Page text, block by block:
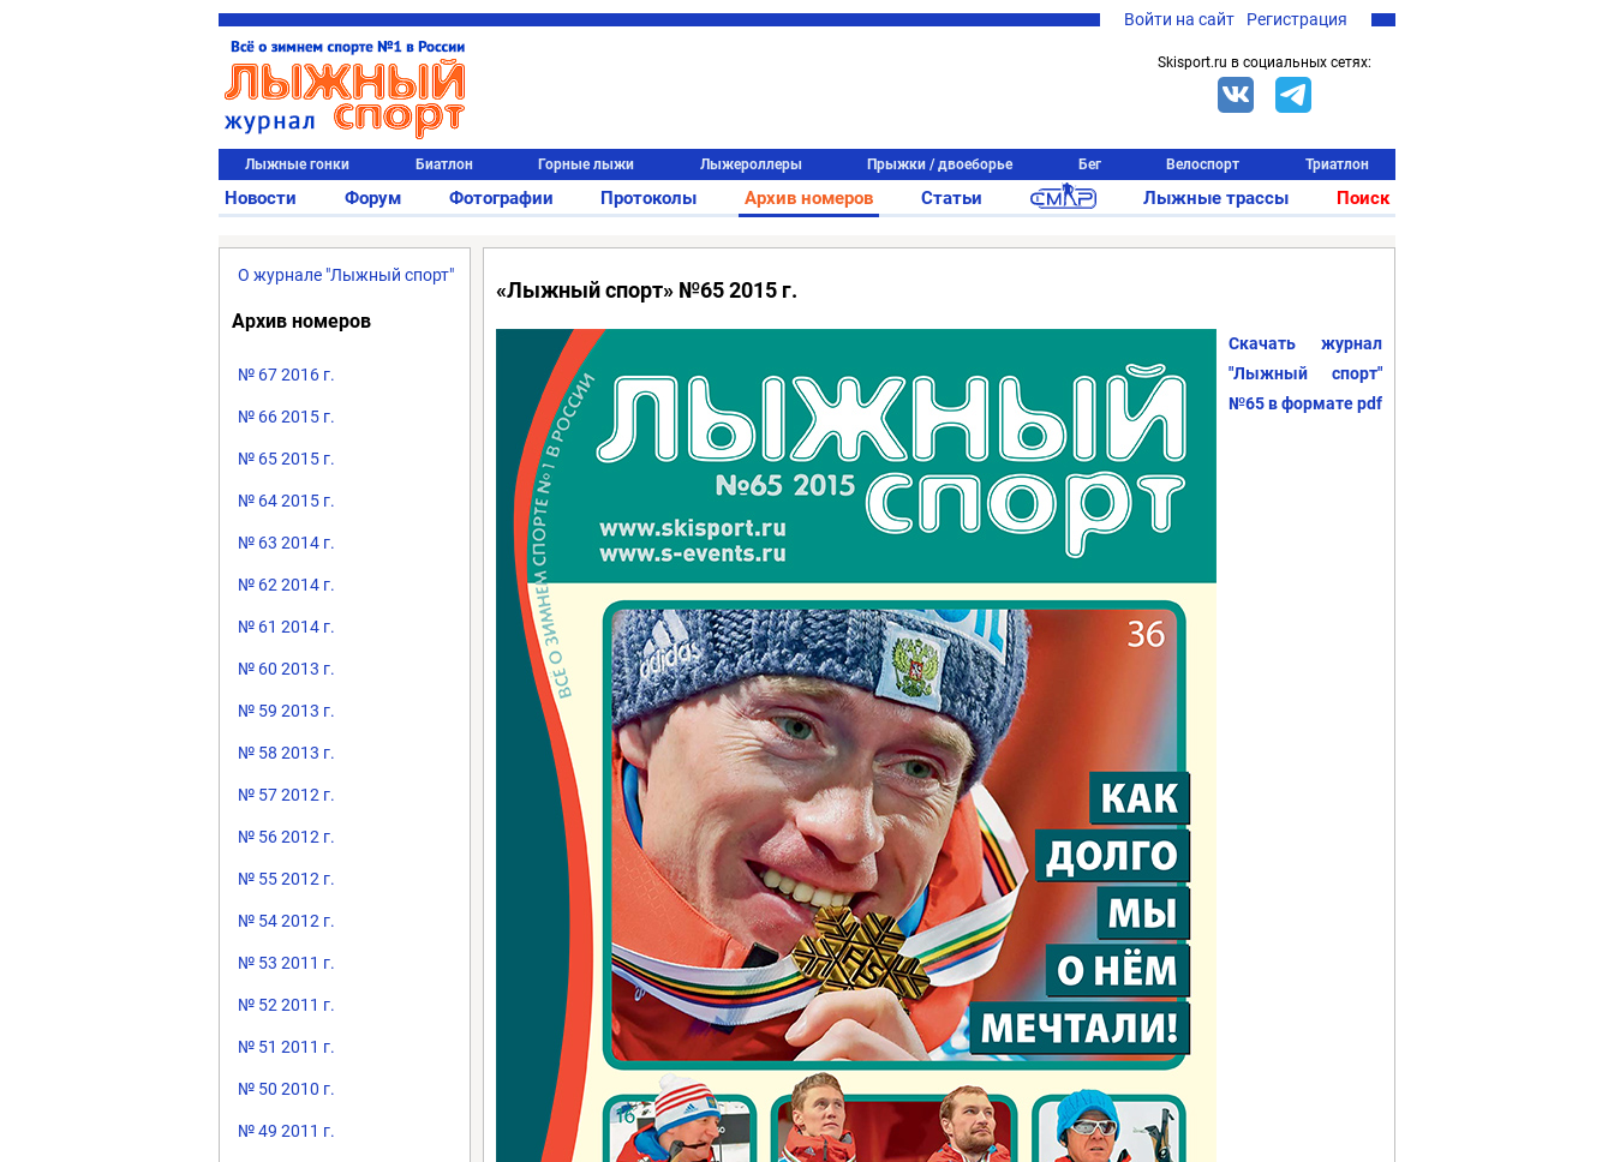
Войти на сайт Регистрация
Skisport.ru в социальных сетях:
Лыжные гонки Биатлон Горные лыжи Лыжероллеры Прыжки / двоеборье Бег Велоспорт Триатлон
Новости Форум Фотографии Протоколы Архив номеров Статьи Лыжные трассы Поиск
О журнале "Лыжный спорт"
Архив номеров
№ 67 2016 г.
№ 66 2015 г.
№ 65 2015 г.
№ 64 2015 г.
№ 63 2014 г.
№ 62 2014 г.
№ 61 2014 г.
№ 60 2013 г.
№ 59 2013 г.
№ 58 2013 г.
№ 57 2012 г.
№ 56 2012 г.
№ 55 2012 г.
№ 54 2012 г.
№ 53 2011 г.
№ 52 2011 г.
№ 51 2011 г.
№ 50 2010 г.
№ 49 2011 г.
«Лыжный спорт» №65 2015 г.
Скачать журнал
"Лыжный спорт"
№65 в формате pdf